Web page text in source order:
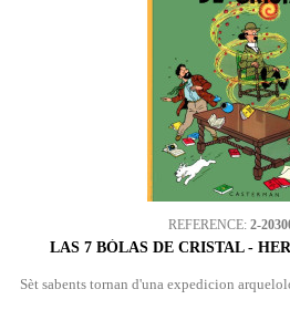
REFERENCE: 2-
LAS 7 BÒLAS DE CRISTAL -
Sèt sabents tornan d'una expedicion